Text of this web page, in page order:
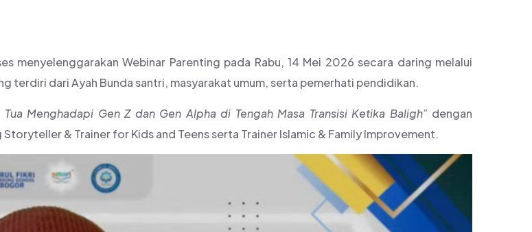
menyelenggarakan Webinar Parenting pada Rabu, 14 Mei 2026 secara daring melalui
terdiri dari Ayah Bunda santri, masyarakat umum, serta pemerhati pendidikan.
Menghadapi Gen Z dan Gen Alpha di Tengah Masa Transisi Ketika Baligh” dengan
& Trainer for Kids and Teens serta Trainer Islamic & Family Improvement.